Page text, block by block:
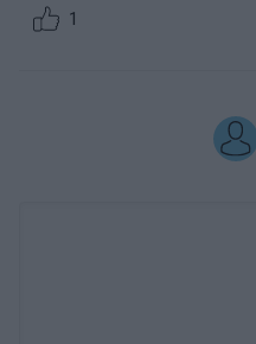
1